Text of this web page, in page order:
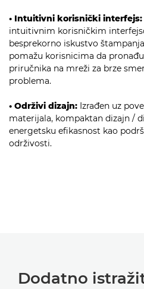
• Intuitivni korisnički interfejs:
intuitivnim korisničkim
besprekorno iskustvo
pomažu korisnicima da
priručnika na mreži za brze
problema.
• Održivi dizajn: Izrađen uz
materijala, kompaktan dizajn /
energetsku efikasnost kao
održivosti.
Dodatno